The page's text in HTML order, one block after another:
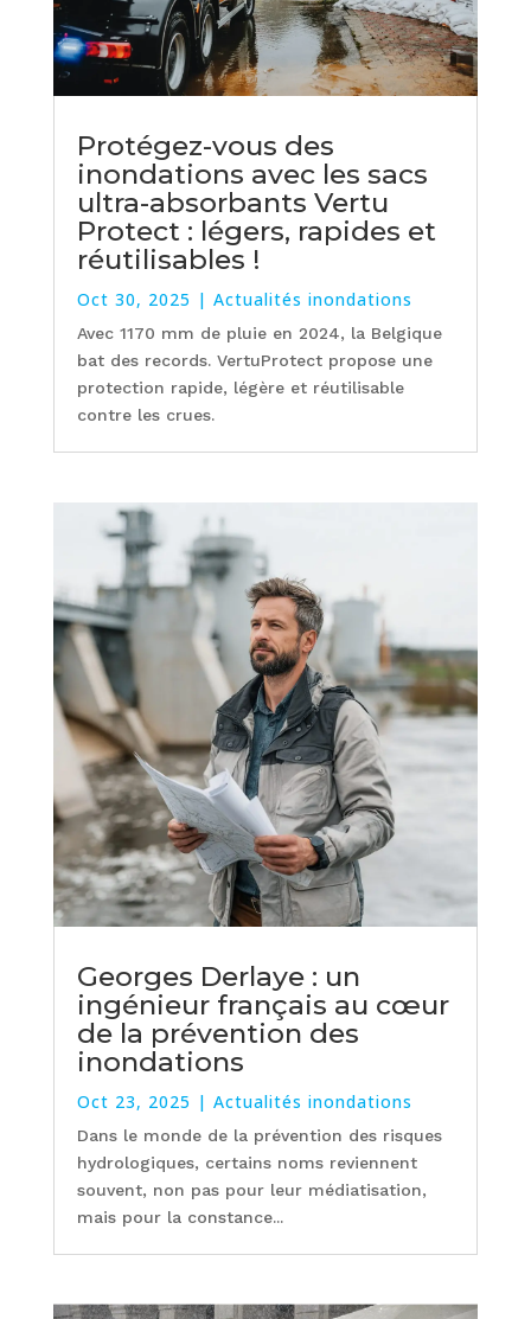
Protégez-vous des
inondations avec les sacs
ultra-absorbants Vertu
Protect : légers, rapides et
réutilisables !
Oct 30, 2025 | Actualités inondations
Avec 1170 mm de pluie en 2024, la Belgique
bat des records. VertuProtect propose une
protection rapide, légère et réutilisable
contre les crues.
Georges Derlaye : un
ingénieur français au cœur
de la prévention des
inondations
Oct 23, 2025 | Actualités inondations
Dans le monde de la prévention des risques
hydrologiques, certains noms reviennent
souvent, non pas pour leur médiatisation,
mais pour la constance...